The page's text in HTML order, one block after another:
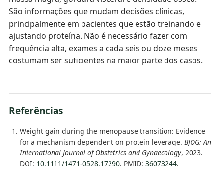
São informações que mudam decisões clínicas,
principalmente em pacientes que estão treinando e
ajustando proteína. Não é necessário fazer com
frequência alta, exames a cada seis ou doze meses
costumam ser suficientes na maior parte dos casos.
Referências
Weight gain during the menopause transition: Evidence
for a mechanism dependent on protein leverage. BJOG: An
International Journal of Obstetrics and Gynaecology, 2023.
DOI: 10.1111/1471-0528.17290. PMID: 36073244.